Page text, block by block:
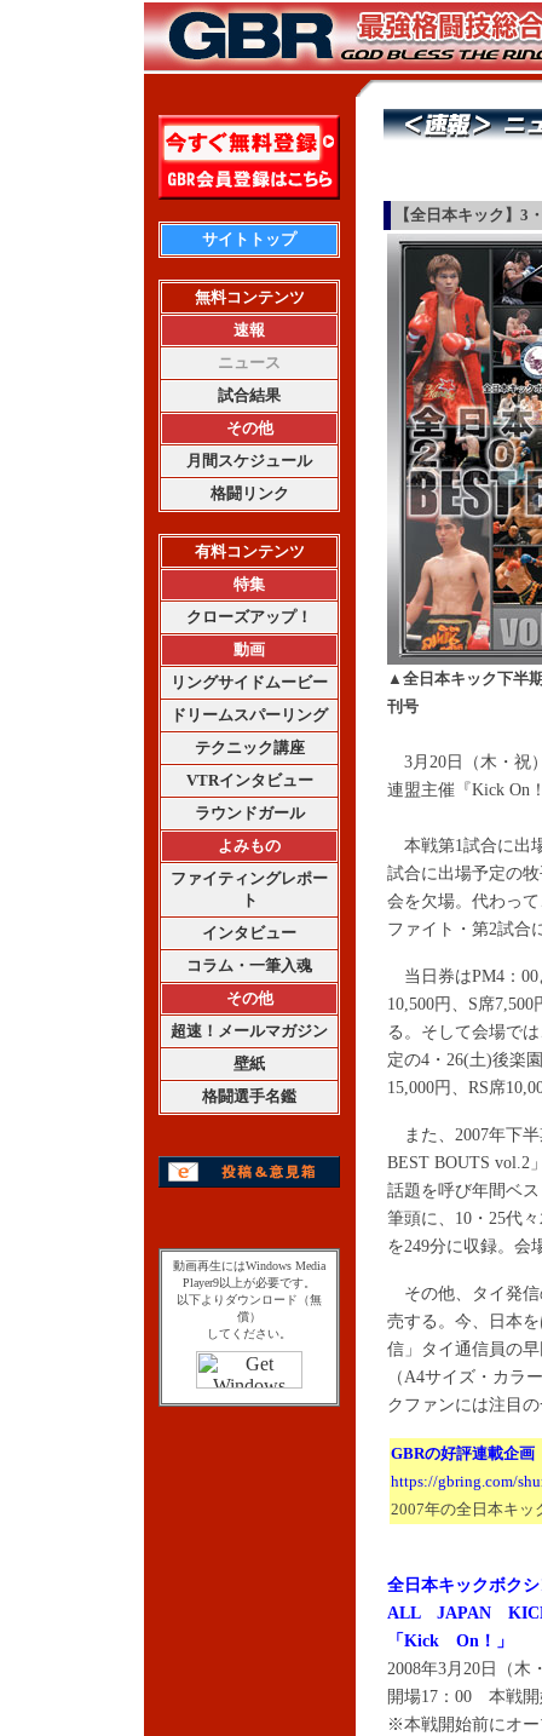
サイトトップ
無料コンテンツ
速報
ニュース
試合結果
その他
月間スケジュール
格闘リンク
有料コンテンツ
特集
クローズアップ！
動画
リングサイドムービー
ドリームスパーリング
テクニック講座
VTRインタビュー
ラウンドガール
よみもの
ファイティングレポー
ト
インタビュー
コラム・一筆入魂
その他
超速！メールマガジン
壁紙
格闘選手名鑑
動画再生にはWindows Media
Player9以上が必要です。
以下よりダウンロード（無
償）
してください。
【全日本キック】3
▲全日本キック下半
刊号
3月20日（木・祝
連盟主催『Kick On
本戦第1試合に出
試合に出場予定の
会を欠場。代わっ
ファイト・第2試合
当日券はPM4：00
10,500円、S席
る。そして会場で
定の4・26(土)後楽
15,000円、RS席
また、2007年下
BEST BOUTS vol.2
話題を呼び年間ベ
筆頭に、10・25代
を249分に収録。会
その他、タイ発信
売する。今、日本
信」タイ通信員の
（A4サイズ・カラ
クファンには注目
GBRの好評連載企画
https://gbring.com/
2007年の全日本キッ
全日本キックボク
ALL JAPAN
「Kick On！」
2008年3月20日（木
開場17：00 本戦開
※本戦開始前にオ